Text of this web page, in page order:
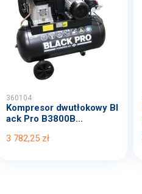
360104
Kompresor dwutłokowy Bl
ack Pro B3800B...
3 782,25 zł